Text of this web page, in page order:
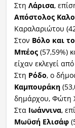
Στη Λάρισα,
Απόστολος
Καραλαριώτου
Στον Βόλο και
Μπέος(57,59%)
είχαν εκλεγεί
Στη Ρόδο, ο
Καμπουράκη
δημάρχου, Φώτη
Στα Ιωάννινα,
Μωϋσή Ελισάφ